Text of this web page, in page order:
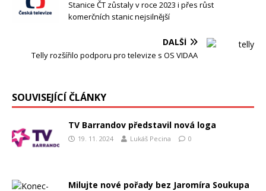
Stanice ČT zůstaly v roce 2023 i přes růst
komerčních stanic nejsilnější
DALŠÍ
Telly rozšířilo podporu pro televize s OS VIDAA
SOUVISEJÍCÍ ČLÁNKY
TV Barrandov představil nová loga
19. 11. 2024 Lukáš Pecina 0
Milujte nové pořady bez Jaromíra Soukupa